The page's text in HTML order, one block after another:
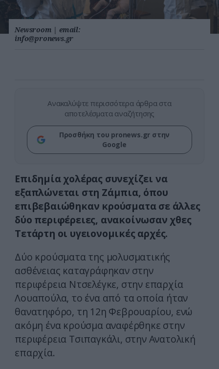
Newsroom | email:
info@pronews.gr
Ανακαλύψτε περισσότερα άρθρα στα
αποτελέσματα αναζήτησης
Προσθήκη του pronews.gr στην
Google
Επιδημία χολέρας συνεχίζει να
εξαπλώνεται στη Ζάμπια, όπου
επιβεβαιώθηκαν κρούσματα σε άλλες
δύο περιφέρειες, ανακοίνωσαν χθες
Τετάρτη οι υγειονομικές αρχές.
Δύο κρούσματα της μολυσματικής
ασθένειας καταγράφηκαν στην
περιφέρεια Ντσελέγκε, στην επαρχία
Λουαπούλα, το ένα από τα οποία ήταν
θανατηφόρο, τη 12η Φεβρουαρίου, ενώ
ακόμη ένα κρούσμα αναφέρθηκε στην
περιφέρεια Τσιπαγκάλι, στην Ανατολική
επαρχία.